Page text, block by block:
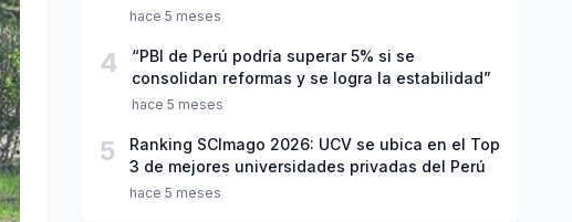
de inicio del año escolar 2026
hace 5 meses
4
“PBI de Perú podría superar 5% si se
consolidan reformas y se logra la estabilidad”
hace 5 meses
5
Ranking SCImago 2026: UCV se ubica en el Top
3 de mejores universidades privadas del Perú
hace 5 meses